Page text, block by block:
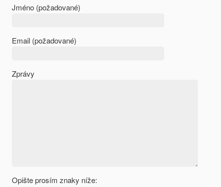
Jméno (požadované)
Email (požadované)
Zprávy
Opište prosím znaky níže: